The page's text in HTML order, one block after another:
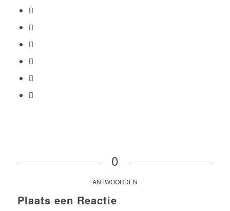
0
ANTWOORDEN
Plaats een Reactie